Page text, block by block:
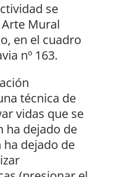
se
Mural
en el cuadro
nº 163.
técnica de
vidas que se
ha dejado de
dejado de